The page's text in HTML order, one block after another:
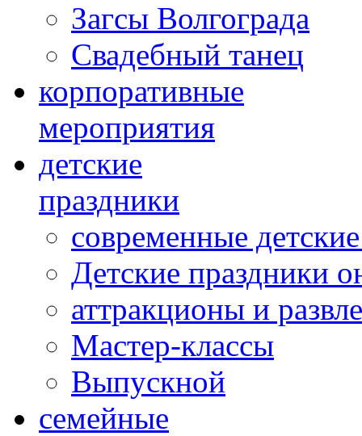
Загсы Волгограда
Свадебный танец
корпоративные
мероприятия
детские
праздники
современные
Детские праздники
аттракционы и
Мастер-классы
Выпускной
cемейные